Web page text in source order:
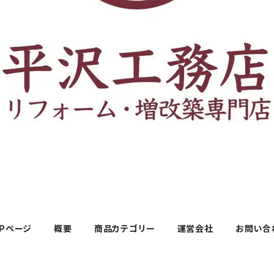
ページ 概要 商品カテゴリー 運営会社 お問い合